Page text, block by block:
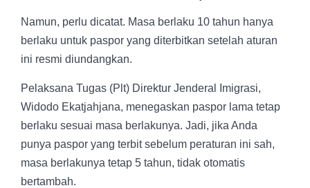
Namun, perlu dicatat. Masa berlaku 10 tahun hanya
berlaku untuk paspor yang diterbitkan setelah aturan
ini resmi diundangkan.
Pelaksana Tugas (Plt) Direktur Jenderal Imigrasi,
Widodo Ekatjahjana, menegaskan paspor lama tetap
berlaku sesuai masa berlakunya. Jadi, jika Anda
punya paspor yang terbit sebelum peraturan ini sah,
masa berlakunya tetap 5 tahun, tidak otomatis
bertambah.